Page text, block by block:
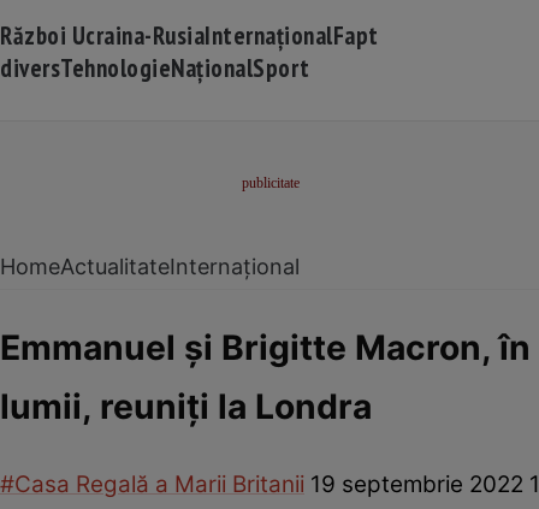
Război Ucraina-RusiaInternaționalFapt
diversTehnologieNaționalSport
HomeActualitateInternațional
Emmanuel și Brigitte Macron,
lumii, reuniți la Londra
#Casa Regală a Marii Britanii 19 septembrie 2022